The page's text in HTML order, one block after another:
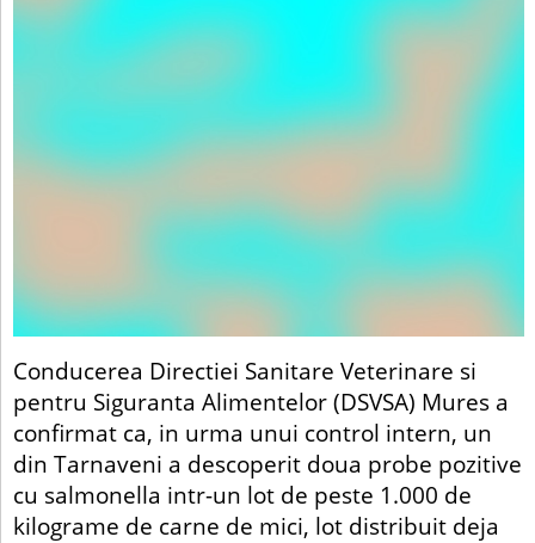
Conducerea Directiei Sanitare Veterinare si
pentru Siguranta Alimentelor (DSVSA) Mures a
confirmat ca, in urma unui control intern, un
din Tarnaveni a descoperit doua probe pozitive
cu salmonella intr-un lot de peste 1.000 de
kilograme de carne de mici, lot distribuit deja